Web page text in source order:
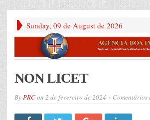
Sunday, 09 de August de 2026
NON LICET
ByPRCon 2 de fevereiro de 2024 Comentários